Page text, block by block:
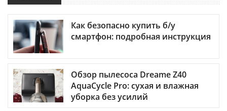
Как безопасно купить б/у
смартфон: подробная инструкция
Обзор пылесоса Dreame Z40
AquaCycle Pro: сухая и влажная
уборка без усилий